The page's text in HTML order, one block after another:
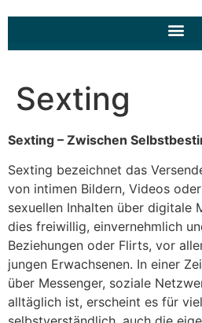
Sexting
Sexting – Zwischen
Sexting bezeichnet das
von intimen Bildern, Videos
sexuellen Inhalten über digitale
dies freiwillig, einvernehmlich
Beziehungen oder Flirts, vor
jungen Erwachsenen. In einer
über Messenger, soziale
alltäglich ist, erscheint es für